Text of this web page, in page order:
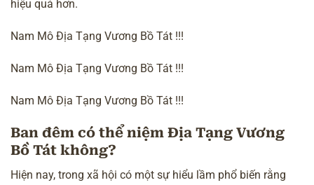
hiệu quả hơn.
Nam Mô Địa Tạng Vương Bồ Tát !!!
Nam Mô Địa Tạng Vương Bồ Tát !!!
Nam Mô Địa Tạng Vương Bồ Tát !!!
Ban đêm có thể niệm Địa Tạng Vương
Bồ Tát không?
Hiện nay, trong xã hội có một sự hiểu lầm phổ biến rằng